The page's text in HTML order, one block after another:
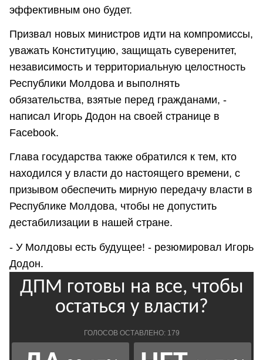
эффективным оно будет.
Призвал новых министров идти на компромиссы,
уважать Конституцию, защищать суверенитет,
независимость и территориальную целостность
Республики Молдова и выполнять
обязательства, взятые перед гражданами, -
написал Игорь Додон на своей странице в
Facebook.
Глава государства также обратился к тем, кто
находился у власти до настоящего времени, с
призывом обеспечить мирную передачу власти в
Республике Молдова, чтобы не допустить
дестабилизации в нашей стране.
- У Молдовы есть будущее! - резюмировал Игорь
Додон.